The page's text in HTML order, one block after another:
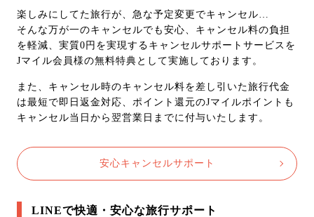
楽しみにしてた旅行が、急な予定変更でキャンセル…
そんな万が一のキャンセルでも安心、キャンセル料の負担
を軽減、実質0円を実現するキャンセルサポートサービスを
Jマイル会員様の無料特典として実施しております。
また、キャンセル時のキャンセル料を差し引いた旅行代金
は最短で即日返金対応、ポイント還元のJマイルポイントも
キャンセル当日から翌営業日までに付与いたします。
安心キャンセルサポート
LINEで快適・安心な旅行サポート